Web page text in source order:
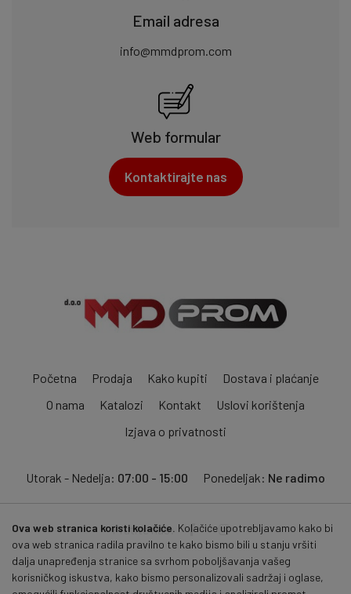
Email adresa
info@mmdprom.com
Web formular
Kontaktirajte nas
Početna Prodaja Kako kupiti
Dostava i plaćanje
O nama
Katalozi Kontakt
Uslovi korištenja
Izjava o privatnosti
Utorak - Nedelja: 07:00 - 15:00 Ponedeljak: Ne radimo
Pratite nas:
Ova web stranica koristi kolačiće. Kolačiće upotrebljavamo kako bi
ova web stranica radila pravilno te kako bismo bili u stanju vršiti
dalja unapređenja stranice sa svrhom poboljšavanja vašeg
korisničkog iskustva, kako bismo personalizovali sadržaj i oglase,